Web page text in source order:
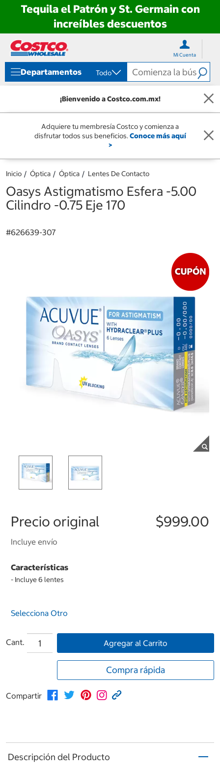
Tequila el Patrón y St. Germain con
increíbles descuentos
directo
contenido
directo
menú
navegación
Mi Cuenta
Departamentos Todo
¡Bienvenido a Costco.com.mx!
Adquiere tu membresía Costco y comienza a
disfrutar todos sus beneficios.Conoce más aquí
>
Inicio Óptica Óptica Lentes De Contacto
Oasys Astigmatismo Esfera -5.00
Cilindro -0.75 Eje 170
#626639-307
Precio original $999.00
Incluye envío
Características
- Incluye 6 lentes
Selecciona Otro
Cant. Agregar al Carrito
Compra rápida
Compartir
Descripción del Producto